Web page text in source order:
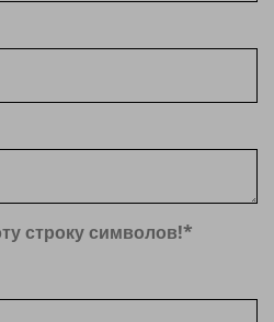
строку символов!*